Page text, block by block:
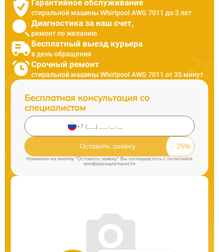
Гарантийное обслуживание
стиральной машины Whirlpool AWG 7011 до 3 лет
Диагностика за наш счет,
ремонт по желанию
Бесплатный выезд курьера
в день обращения
Срочный ремонт
стиральной машины Whirlpool AWG 7011 от 35 минут
Бесплатная консультация со
специалистом
Оставить заявку
Нажимая на кнопку "Оставить заявку" Вы соглашаетесь c политикой
конфиденциальности